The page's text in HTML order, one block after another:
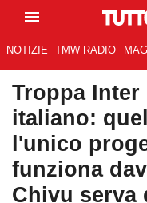
NOTIZIE TMW RADIO
Troppa
italiano:
l'unico
funziona
Chivu serva